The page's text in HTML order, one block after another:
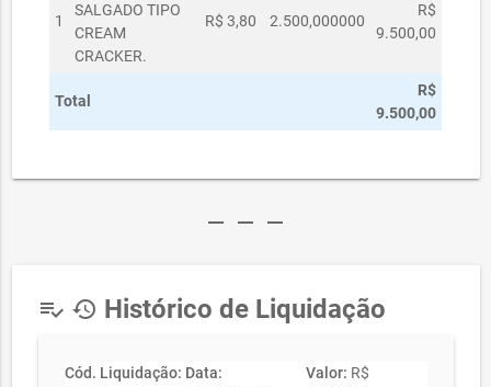
1
SALGADO TIPO
CREAM
CRACKER.
R$ 3,80 2.500,000000
R$
9.500,00
Total
R$
9.500,00
remove remove remove
playlist_add_check history Histórico de Liquidação
Cód. Liquidação: Data:
Valor: R$